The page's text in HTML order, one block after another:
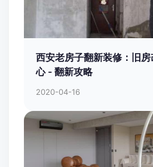
西安老房子翻新装修：旧
心 - 翻新攻略
2020-04-16